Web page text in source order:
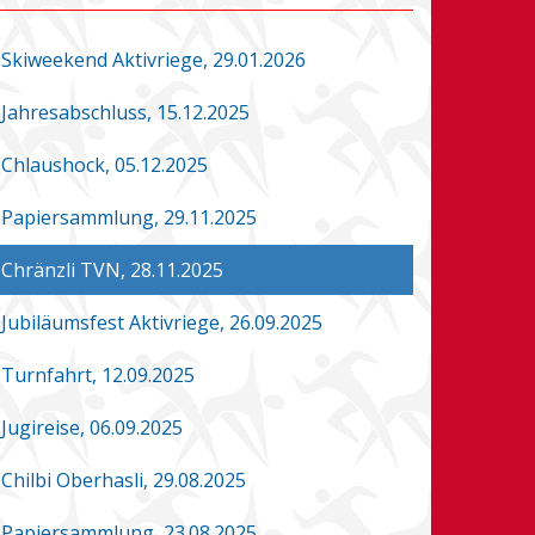
Skiweekend Aktivriege, 29.01.2026
Jahresabschluss, 15.12.2025
Chlaushock, 05.12.2025
Papiersammlung, 29.11.2025
Chränzli TVN, 28.11.2025
Jubiläumsfest Aktivriege, 26.09.2025
Turnfahrt, 12.09.2025
Jugireise, 06.09.2025
Chilbi Oberhasli, 29.08.2025